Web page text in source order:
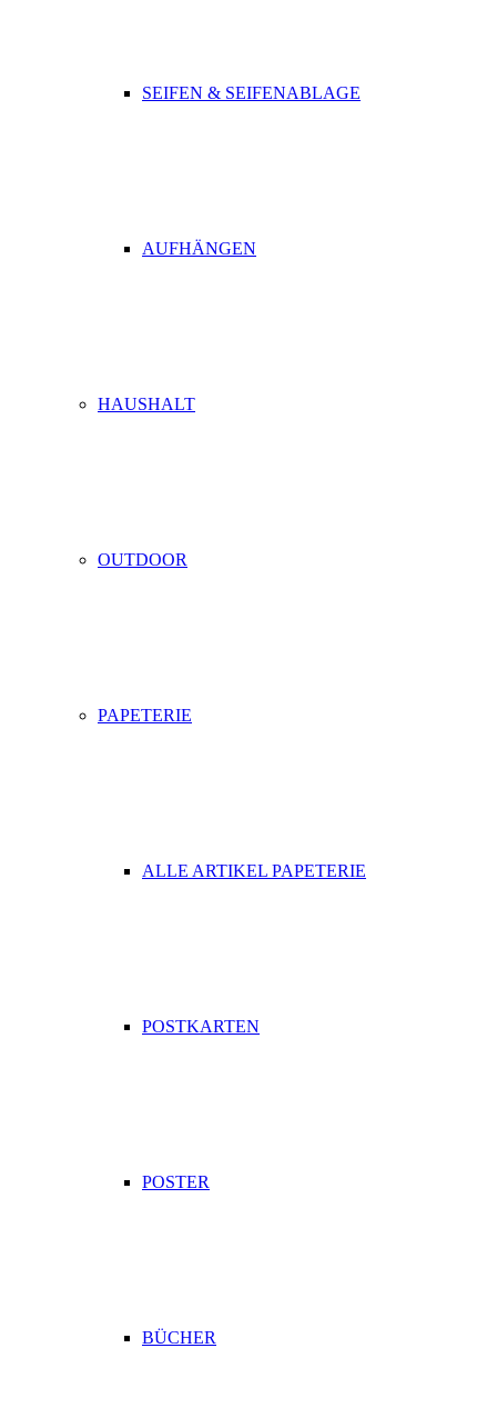
SEIFEN & SEIFENABLAGE
AUFHÄNGEN
HAUSHALT
OUTDOOR
PAPETERIE
ALLE ARTIKEL PAPETERIE
POSTKARTEN
POSTER
BÜCHER